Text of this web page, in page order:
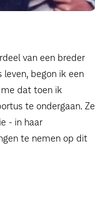
van een breder
begon ik een
dat toen ik
te ondergaan. Ze
- in haar
te nemen op dit